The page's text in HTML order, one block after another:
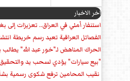
اخر الاخبار
استنفار أمني في العراق.. تعزيزات إلى
الفصائل العراقية تعيد رسم خريطة
الحراك المناهض لـ"خور عبد الله"
"بيع سيارات" يؤدي لسحب يد والتحقيق مع 3 مسؤولين في صحة
نقيب المحامين ترفع شكوى رسمية